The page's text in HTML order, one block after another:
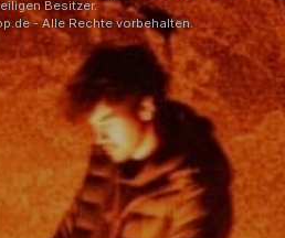
Besitzer.
- Alle Rechte vorbehalten.